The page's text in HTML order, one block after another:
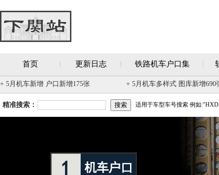
首页 更新日志 铁路机车户口集
+ 5月机车新增 户口新增175张 + 5月机车多样式 图库新增690
精准搜索： 适用于车型车号搜索 例如